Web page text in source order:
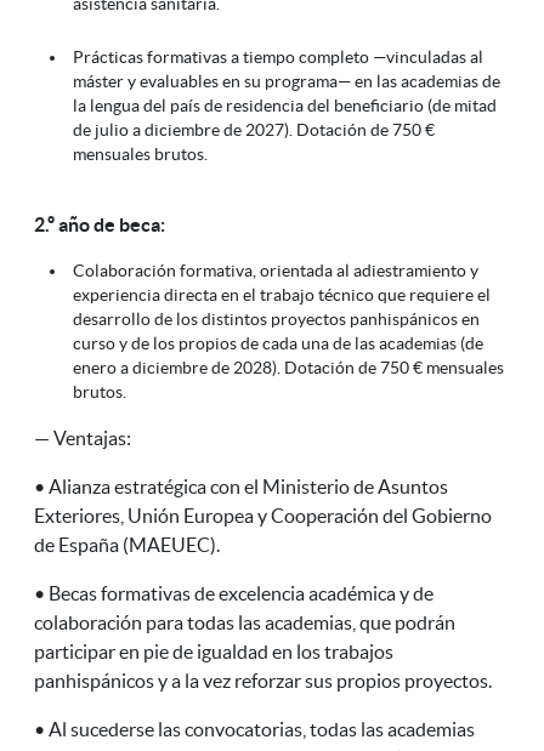
Prácticas formativas a tiempo completo —vinculadas al
máster y evaluables en su programa— en las academias de
la lengua del país de residencia del beneficiario (de mitad
de julio a diciembre de 2027). Dotación de 750 €
mensuales brutos.
2.º año de beca:
Colaboración formativa, orientada al adiestramiento y
experiencia directa en el trabajo técnico que requiere el
desarrollo de los distintos proyectos panhispánicos en
curso y de los propios de cada una de las academias (de
enero a diciembre de 2028). Dotación de 750 € mensuales
brutos.
— Ventajas:
• Alianza estratégica con el Ministerio de Asuntos
Exteriores, Unión Europea y Cooperación del Gobierno
de España (MAEUEC).
• Becas formativas de excelencia académica y de
colaboración para todas las academias, que podrán
participar en pie de igualdad en los trabajos
panhispánicos y a la vez reforzar sus propios proyectos.
• Al sucederse las convocatorias, todas las academias